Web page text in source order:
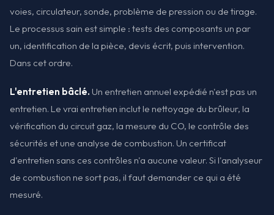
voies, circulateur, sonde, problème de pression ou de tirage.
Le processus sain est simple : tests des composants un par
un, identification de la pièce, devis écrit, puis intervention.
Dans cet ordre.
L'entretien bâclé. Un entretien annuel expédié n'est pas un
entretien. Le vrai entretien inclut le nettoyage du brûleur, la
vérification du circuit gaz, la mesure du CO, le contrôle des
sécurités et une analyse de combustion. Un certificat
d'entretien sans ces contrôles n'a aucune valeur. Si l'analyseur
de combustion ne sort pas, il faut demander ce qui a été
mesuré.